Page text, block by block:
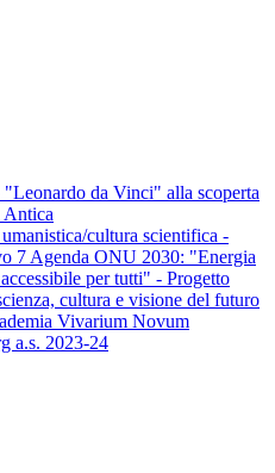
da Vinci" alla scoperta
Antica
cultura scientifica -
7 Agenda ONU 2030: "Energia
per tutti" - Progetto
cultura e visione del futuro
Vivarium Novum
a.s. 2023-24